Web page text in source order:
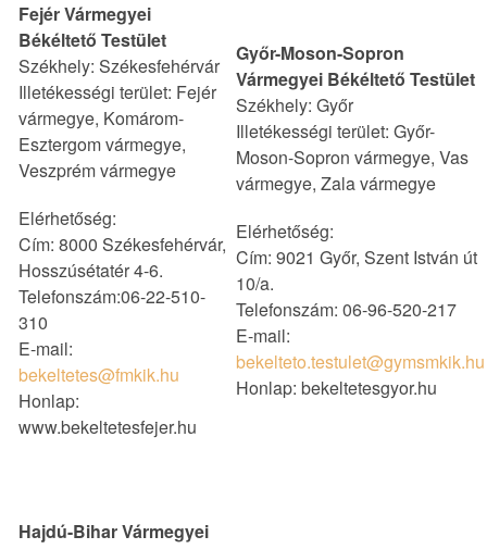
Fejér Vármegyei
Békéltető Testület
Székhely: Székesfehérvár
Illetékességi terület: Fejér
vármegye, Komárom-
Esztergom vármegye,
Veszprém vármegye
Elérhetőség:
Cím: 8000 Székesfehérvár,
Hosszúsétatér 4-6.
Telefonszám:06-22-510-
310
E-mail:
bekeltetes@fmkik.hu
Honlap:
www.bekeltetesfejer.hu
Győr-Moson-Sopron
Vármegyei Békéltető Testület
Székhely: Győr
Illetékességi terület: Győr-
Moson-Sopron vármegye, Vas
vármegye, Zala vármegye
Elérhetőség:
Cím: 9021 Győr, Szent István út
10/a.
Telefonszám: 06-96-520-217
E-mail:
bekelteto.testulet@gymsmkik.hu
Honlap: bekeltetesgyor.hu
Hajdú-Bihar Vármegyei